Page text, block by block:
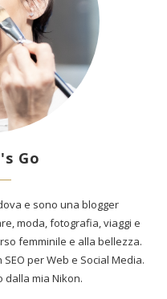
Go
e sono una blogger
moda, fotografia, viaggi e
femminile e alla bellezza.
per Web e Social Media.
dalla mia Nikon.